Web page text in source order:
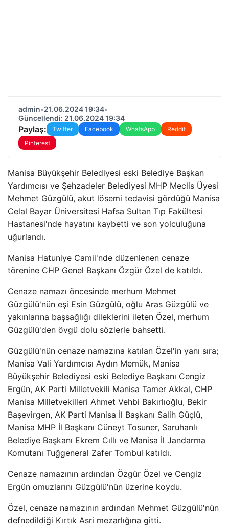
admin•21.06.2024 19:34•
Güncellendi: 21.06.2024 19:34
Paylaş: Twitter Facebook WhatsApp
Reddit
Pinterest
Manisa Büyükşehir Belediyesi eski Belediye Başkan
Yardımcısı ve Şehzadeler Belediyesi MHP Meclis Üyesi
Mehmet Güzgülü, akut lösemi tedavisi gördüğü Manisa
Celal Bayar Üniversitesi Hafsa Sultan Tıp Fakültesi
Hastanesi'nde hayatını kaybetti ve son yolculuğuna
uğurlandı.
Manisa Hatuniye Camii'nde düzenlenen cenaze
törenine CHP Genel Başkanı Özgür Özel de katıldı.
Cenaze namazı öncesinde merhum Mehmet
Güzgülü'nün eşi Esin Güzgülü, oğlu Aras Güzgülü ve
yakınlarına başsağlığı dileklerini ileten Özel, merhum
Güzgülü'den övgü dolu sözlerle bahsetti.
Güzgülü'nün cenaze namazına katılan Özel'in yanı sıra;
Manisa Vali Yardımcısı Aydın Memük, Manisa
Büyükşehir Belediyesi eski Belediye Başkanı Cengiz
Ergün, AK Parti Milletvekili Manisa Tamer Akkal, CHP
Manisa Milletvekilleri Ahmet Vehbi Bakırlıoğlu, Bekir
Başevirgen, AK Parti Manisa İl Başkanı Salih Güçlü,
Manisa MHP İl Başkanı Cüneyt Tosuner, Saruhanlı
Belediye Başkanı Ekrem Cıllı ve Manisa İl Jandarma
Komutanı Tuğgeneral Zafer Tombul katıldı.
Cenaze namazının ardından Özgür Özel ve Cengiz
Ergün omuzlarını Güzgülü'nün üzerine koydu.
Özel, cenaze namazının ardından Mehmet Güzgülü'nün
defnedildiği Kırtık Asri mezarlığına gitti.